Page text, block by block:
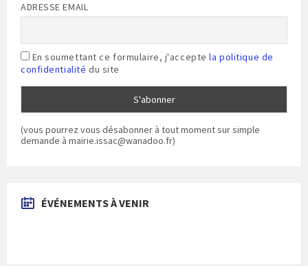
ADRESSE EMAIL
En soumettant ce formulaire, j'acceptela politique de
confidentialité du site
(vous pourrez vous désabonner à tout moment sur simple
demande à mairie.issac@wanadoo.fr)
ÉVÉNEMENTS À VENIR